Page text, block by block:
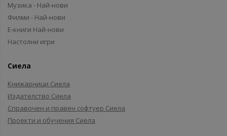
Музика - Най-нови
Филми - Най-нови
Е-книги Най-нови
Настолни игри
Сиела
Книжарници Сиела
Издателство Сиела
Справочен и правен софтуер Сиела
Проекти и обучения Сиела